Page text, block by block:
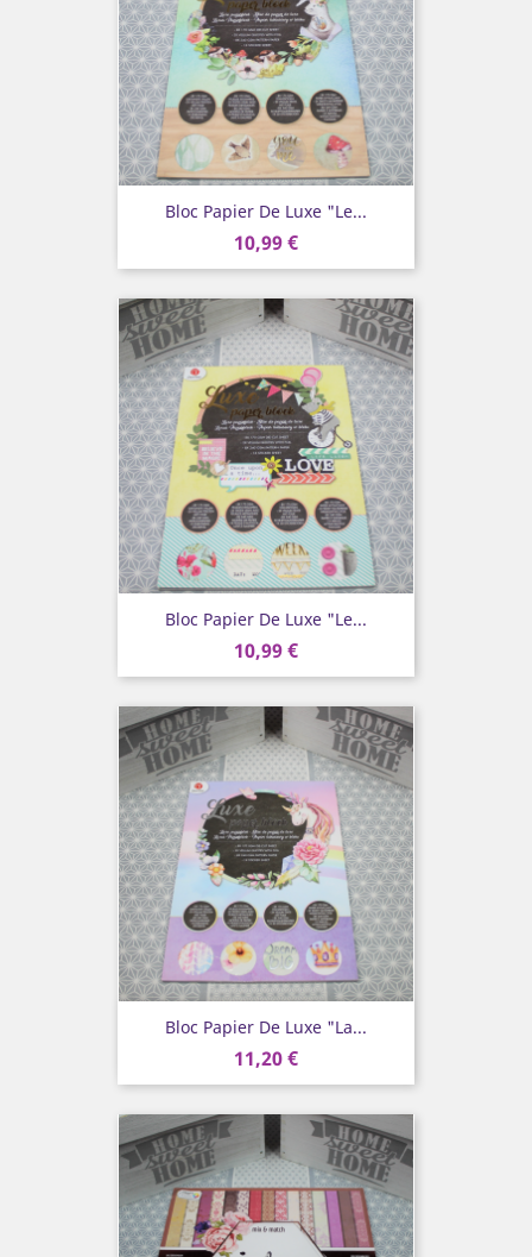
Bloc Papier De Luxe "Le...
10,99 €
Bloc Papier De Luxe "Le...
10,99 €
Bloc Papier De Luxe "La...
11,20 €